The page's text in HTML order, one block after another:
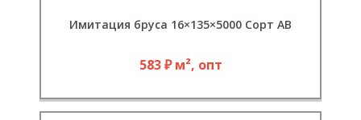
Имитация бруса 16×135×5000 Сорт АВ
583 ₽ м², опт